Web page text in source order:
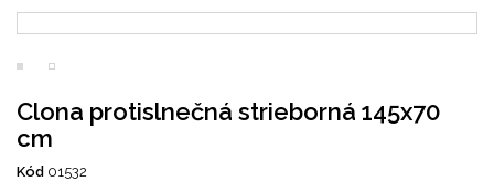
Clona protislnečná strieborná 145x70
cm
Kód 01532